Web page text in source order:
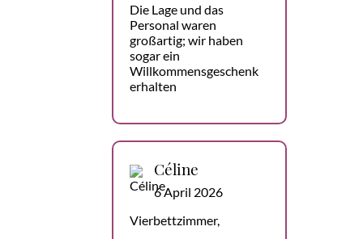
Die Lage und das
Personal waren
großartig; wir haben
sogar ein
Willkommensgeschenk
erhalten
Céline
6 April 2026
Vierbettzimmer,